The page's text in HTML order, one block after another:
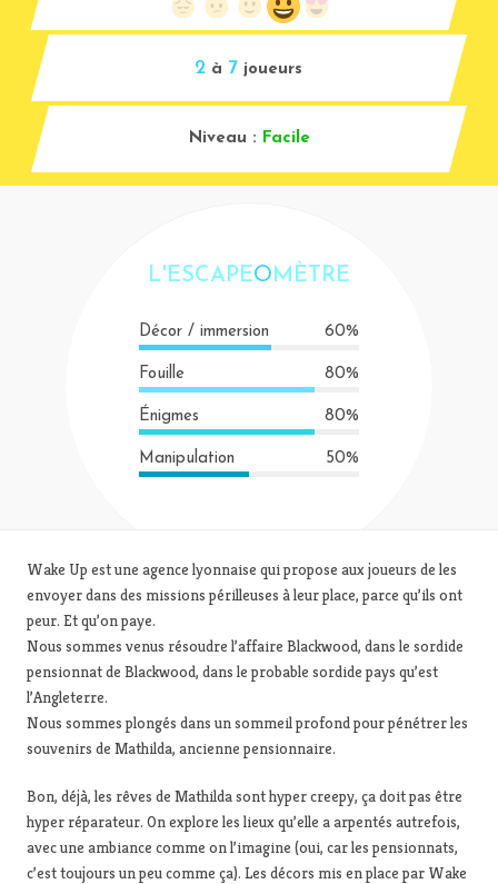
2 à 7 joueurs
Niveau : Facile
L'ESCAPEOMÈTRE
Décor / immersion 60%
Fouille 80%
Énigmes 80%
Manipulation 50%
Wake Up est une agence lyonnaise qui propose aux joueurs de les
envoyer dans des missions périlleuses à leur place, parce qu’ils ont
peur. Et qu’on paye.
Nous sommes venus résoudre l’affaire Blackwood, dans le sordide
pensionnat de Blackwood, dans le probable sordide pays qu’est
l’Angleterre.
Nous sommes plongés dans un sommeil profond pour pénétrer les
souvenirs de Mathilda, ancienne pensionnaire.
Bon, déjà, les rêves de Mathilda sont hyper creepy, ça doit pas être
hyper réparateur. On explore les lieux qu’elle a arpentés autrefois,
avec une ambiance comme on l’imagine (oui, car les pensionnats,
c’est toujours un peu comme ça). Les décors mis en place par Wake